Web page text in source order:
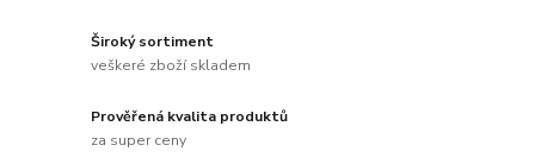
Široký sortiment
veškeré zboží skladem
Prověřená kvalita produktů
za super ceny